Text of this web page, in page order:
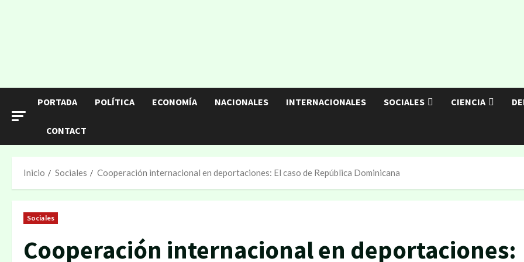
PORTADA POLÍTICA ECONOMÍA NACIONALES INTERNACIONALES SOCIALES CIENCIA
CONTACT
Inicio Sociales Cooperación internacional en deportaciones: El caso de República Dominicana
Sociales
Cooperación internacional en deportaciones: